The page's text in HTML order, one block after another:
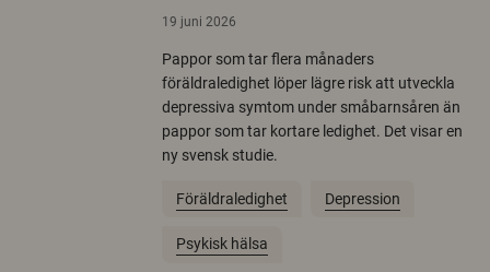
19 juni 2026
Pappor som tar flera månaders
föräldraledighet löper lägre risk att utveckla
depressiva symtom under småbarnsåren än
pappor som tar kortare ledighet. Det visar en
ny svensk studie.
Föräldraledighet Depression
Psykisk hälsa